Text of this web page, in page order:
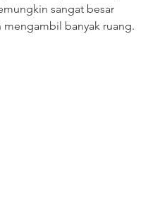
sangat besar
banyak ruang.